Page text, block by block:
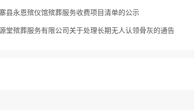
县永恩殡仪馆殡葬服务收费项目清单的公示
堂殡葬服务有限公司关于处理长期无人认领骨灰的通告